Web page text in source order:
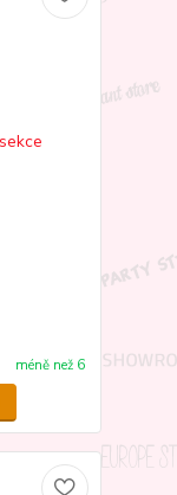
méně než 6